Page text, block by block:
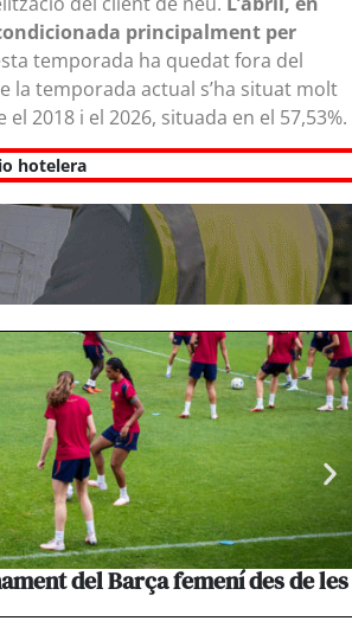
principalment per
temporada ha quedat fora del
la temporada actual s’ha situat molt
2018 i el 2026, situada en el 57,53%.
hotelera
del Barça femení des de les